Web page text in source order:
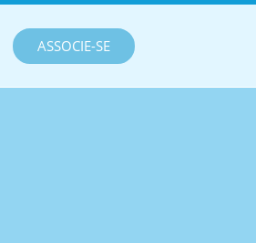
ASSOCIE-SE